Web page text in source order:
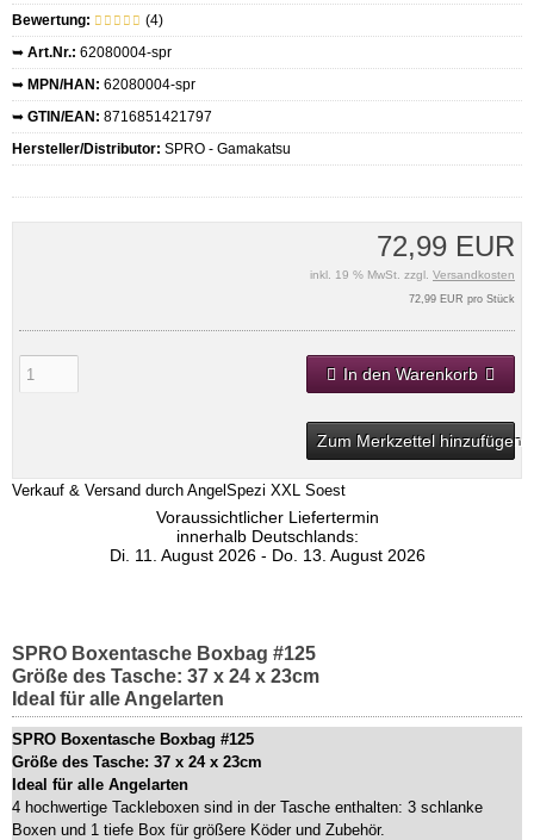
Bewertung:
(4)
➥ Art.Nr.: 62080004-spr
➥ MPN/HAN: 62080004-spr
➥ GTIN/EAN: 8716851421797
Hersteller/Distributor: SPRO - Gamakatsu
72,99 EUR
inkl. 19 % MwSt. zzgl. Versandkosten
72,99 EUR pro Stück
In den Warenkorb
Zum Merkzettel hinzufügen
Verkauf & Versand durch AngelSpezi XXL Soest
Voraussichtlicher Liefertermin
innerhalb Deutschlands:
Di. 11. August 2026 - Do. 13. August 2026
SPRO Boxentasche Boxbag #125
Größe des Tasche: 37 x 24 x 23cm
Ideal für alle Angelarten
SPRO Boxentasche Boxbag #125
Größe des Tasche: 37 x 24 x 23cm
Ideal für alle Angelarten
4 hochwertige Tackleboxen sind in der Tasche enthalten: 3 schlanke
Boxen und 1 tiefe Box für größere Köder und Zubehör.